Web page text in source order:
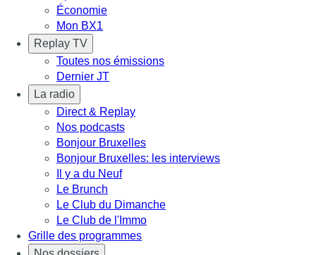
Économie
Mon BX1
Replay TV
Toutes nos émissions
Dernier JT
La radio
Direct & Replay
Nos podcasts
Bonjour Bruxelles
Bonjour Bruxelles: les interviews
Il y a du Neuf
Le Brunch
Le Club du Dimanche
Le Club de l'Immo
Grille des programmes